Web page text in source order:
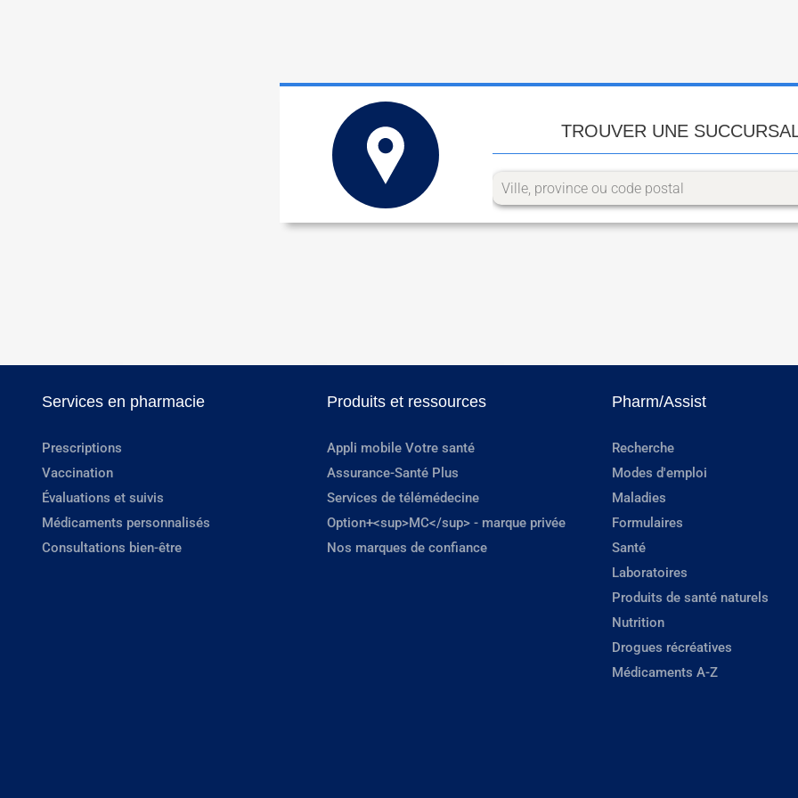
TROUVER UNE
Services en pharmacie
Prescriptions
Vaccination
Évaluations et suivis
Médicaments personnalisés
Consultations bien-être
Produits et ressources
Appli mobile Votre santé
Assurance-Santé Plus
Services de télémédecine
Option+<sup>MC</sup> - marque privée
Nos marques de confiance
Pharm/Assist
Recherche
Modes d'emploi
Maladies
Formulaires
Santé
Laboratoires
Produits de santé naturels
Nutrition
Drogues récréatives
Médicaments A-Z